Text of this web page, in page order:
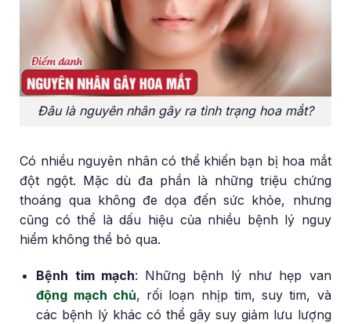
Đâu là nguyên nhân gây ra tình trạng hoa mắt?
Có nhiều nguyên nhân có thể khiến bạn bị hoa mắt
đột ngột. Mặc dù đa phần là những triệu chứng
thoáng qua không đe dọa đến sức khỏe, nhưng
cũng có thể là dấu hiệu của nhiều bệnh lý nguy
hiểm không thể bỏ qua.
Bệnh tim mạch: Những bệnh lý như hẹp van
động mạch chủ, rối loạn nhịp tim, suy tim, và
các bệnh lý khác có thể gây suy giảm lưu lượng